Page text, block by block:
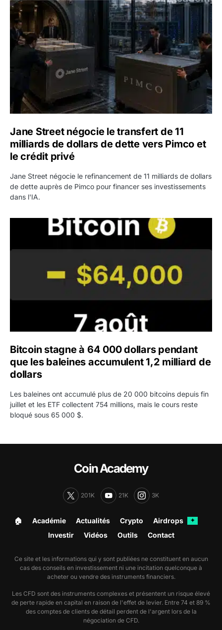
Jane Street négocie le transfert de 11 milliards de
Jane Street négocie le transfert de 11
milliards de dollars de dette vers Pimco et
le crédit privé
Jane Street négocie le refinancement de 11 milliards de dollars
de dette auprès de Pimco pour financer ses investissements
dans l'IA.
Bitcoin stagne à 64 000 dollars pendant que les
Bitcoin stagne à 64 000 dollars pendant
que les baleines accumulent 1,2 milliard de
dollars
Les baleines ont accumulé plus de 20 000 bitcoins depuis fin
juillet et les ETF collectent 754 millions, mais le cours reste
bloqué sous 65 000 $.
Coin Academy
201K 21K 3K
🏠︎ Académie Actualités Crypto Airdrops ✦
Investir Vidéos Outils Contact
Ce site et les informations qui y sont publiées ne constituent en aucun
cas des conseils en investissement ni une incitation quelconque à
acheter ou vendre des instruments financiers.
Les CFD sont des instruments complexes et présentent un risque élevé
de perte rapide en capital en raison de l'effet de levier. Entre 74 et 89 %
des comptes de clients de détail perdent de l'argent lors de la
négociation de CFD.